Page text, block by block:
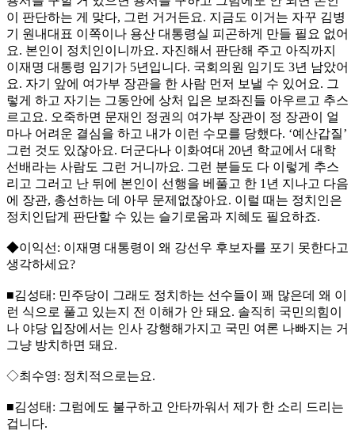
이 판단하는 게 맞다, 그런 거거든요. 지금도 이거는 자꾸 김병
기 원내대표 이쪽이나 용산 대통령실 피곤하게 만들 필요 없어
요. 본인이 정치인이니까요. 자진해서 판단해 주고 아직까지
이재명 대통령 임기가 5년입니다. 국회의원 임기도 3년 남았어
요. 자기 앞에 여가부 장관을 한 사람 먼저 보낼 수 있어요. 그
렇게 하고 자기는 그동안에 상처 입은 보좌진들 아우르고 추스
르고요. 오죽하면 문재인 정권의 여가부 장관이 정 장관이 얼
마나 어려운 결심을 하고 내가 이런 수모를 당했다. ‘예산갑질’
그런 것도 있잖아요. 더군다나 이화여대 20년 학교에서 대학
선배라는 사람도 그런 거니까요. 그런 분들도 다 이렇게 추스
리고 그러고 난 뒤에 본인이 선행을 베풀고 한 1년 지나고 다음
에 장관, 총선하는 데 아무 문제없잖아요. 이럴 때는 정치인은
정치인답게 판단할 수 있는 슬기로움과 지혜도 필요하죠.
◆이익선: 이재명 대통령이 왜 강선우 후보자를 포기 못한다고
생각하세요?
■김성태: 민주당이 그래도 정치하는 선수들이 꽤 많은데 왜 이
런 식으로 풀고 있는지 전 이해가 안 돼요. 솔직히 국민의힘이
나 야당 입장에서는 인사 강행해가지고 국민 여론 나빠지는 거
그냥 방치하면 돼요.
◇최수영: 정치적으로는요.
■김성태: 그럼에도 불구하고 안타까워서 제가 한 소리 드리는
겁니다.